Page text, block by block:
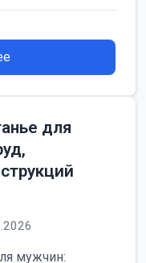
для
мужчин: